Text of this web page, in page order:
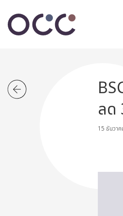
ลด
15 ธันวา